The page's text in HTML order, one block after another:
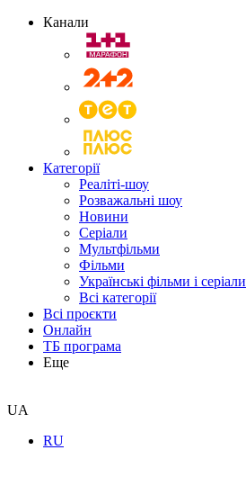
Канали
Категорії
Реаліті-шоу
Розважальні шоу
Новини
Серіали
Мультфільми
Фільми
Українські фільми і серіали
Всі категорії
Всі проєкти
Онлайн
ТБ програма
Еще
UA
RU